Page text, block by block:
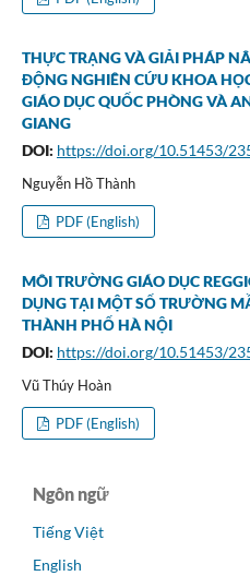
THỰC TRẠNG VÀ GIẢI PHÁP
ĐỘNG NGHIÊN CỨU KHOA
GIÁO DỤC QUỐC PHÒNG VÀ
GIANG
DOI: https://doi.org/10.51453/
Nguyễn Hồ Thành
PDF (English)
MÔI TRƯỜNG GIÁO DỤC
DỤNG TẠI MỘT SỐ TRƯỜNG
THÀNH PHỐ HÀ NỘI
DOI: https://doi.org/10.51453/
Vũ Thúy Hoàn
PDF (English)
Ngôn ngữ
Tiếng Việt
English